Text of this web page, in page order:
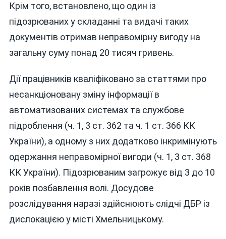
Крім того, встановлено, що один із
підозрюваних у складанні та видачі таких
документів отримав неправомірну вигоду на
загальну суму понад 20 тисяч гривень.
Дії працівників кваліфіковано за статтями про
несанкціоновану зміну інформації в
автоматизованих системах та службове
підроблення (ч. 1, 3 ст. 362 та ч. 1 ст. 366 КК
України), а одному з них додатково інкримінують
одержання неправомірної вигоди (ч. 1, 3 ст. 368
КК України). Підозрюваним загрожує від 3 до 10
років позбавлення волі. Досудове
розслідування наразі здійснюють слідчі ДБР із
дислокацією у місті Хмельницькому.